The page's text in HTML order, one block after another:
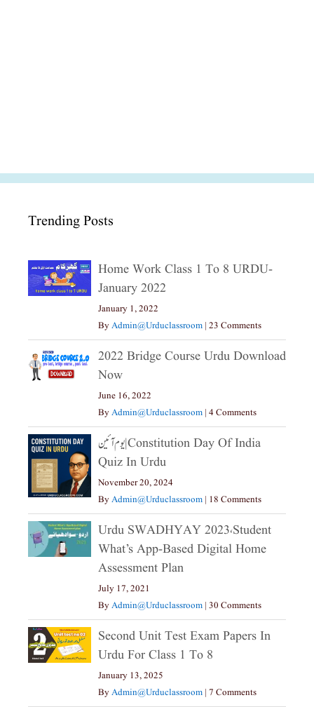
Trending Posts
Home Work Class 1 To 8 URDU-
January 2022
January 1, 2022
ByAdmin@urduclassroom | 23 Comments
2022 Bridge Course Urdu Download
Now
June 16, 2022
ByAdmin@urduclassroom | 4 Comments
یوم آئین|constitution Day Of India
Quiz In Urdu
November 20, 2024
ByAdmin@urduclassroom | 18 Comments
Urdu SWADHYAY 2023،Student
What’s App-Based Digital Home
Assessment Plan
July 17, 2021
ByAdmin@urduclassroom | 30 Comments
Second Unit Test Exam Papers In
Urdu For Class 1 To 8
January 13, 2025
ByAdmin@urduclassroom | 7 Comments